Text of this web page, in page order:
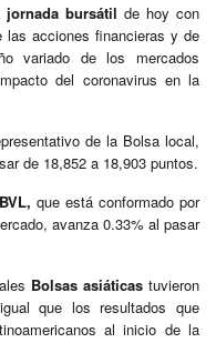
jornada bursátil de hoy con
las acciones financieras y de
variado de los mercados
del coronavirus en la
de la Bolsa local,
de 18,852 a 18,903 puntos.
que está conformado por
avanza 0.33% al pasar
Bolsas asiáticas tuvieron
que los resultados que
al inicio de la